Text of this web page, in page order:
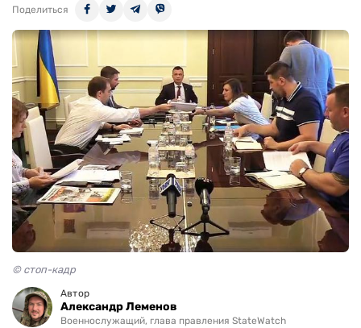
Поделиться
© стоп-кадр
Автор
Александр Леменов
Военнослужащий, глава правления StateWatch